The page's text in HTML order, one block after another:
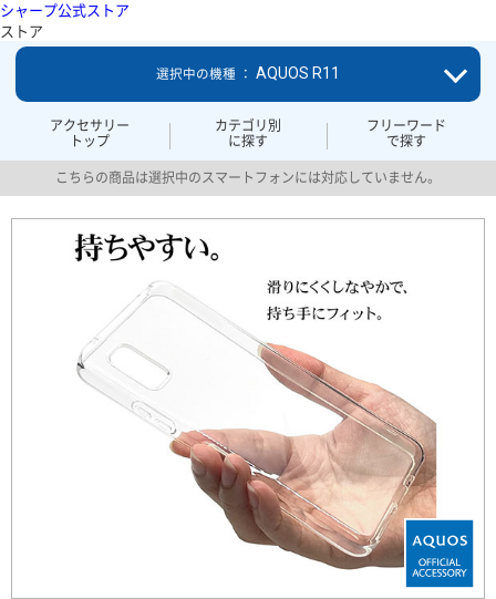
シャープ公式ストア
ストア
アクセサリー
トップ
カテゴリ別
に探す
フリーワード
で探す
選択中の機種 ： AQUOS R11
こちらの商品は選択中のスマートフォンには対応していません。